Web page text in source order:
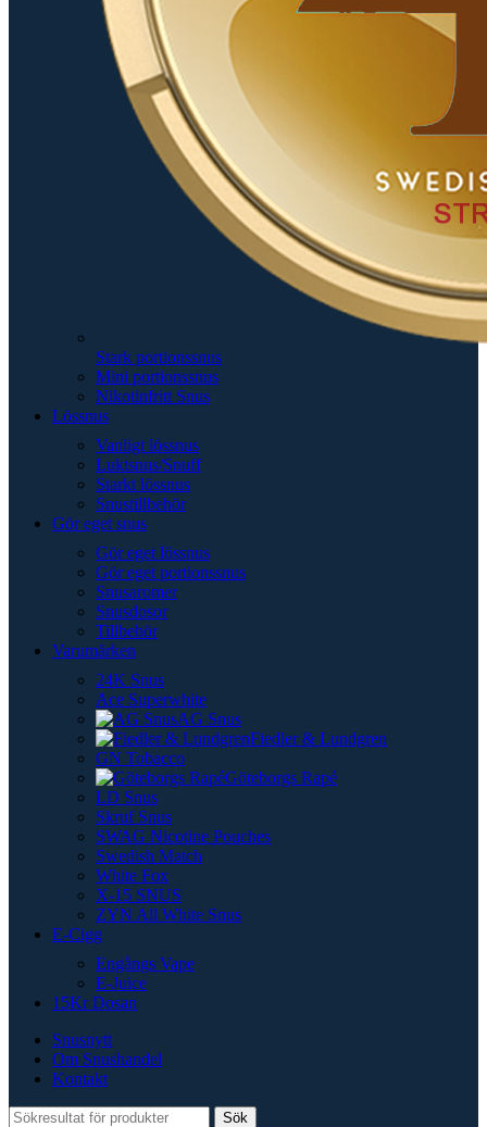
Stark portionssnus
Mini portionssnus
Nikotinfritt Snus
Lössnus
Vanligt lössnus
Luktsnus/Snuff
Starkt lössnus
Snustillbehör
Gör eget snus
Gör eget lössnus
Gör eget portionssnus
Snusaromer
Snusdosor
Tillbehör
Varumärken
24K Snus
Ace Superwhite
AG Snus
Fiedler & Lundgren
GN Tobacco
Göteborgs Rapé
LD Snus
Skruf Snus
SWAG Nicotine Pouches
Swedish Match
White Fox
X-15 SNUS
ZYN All White Snus
E-Cigg
Engångs Vape
E-Juice
15Kr Dosan
Snusnytt
Om Snushandel
Kontakt
Sök